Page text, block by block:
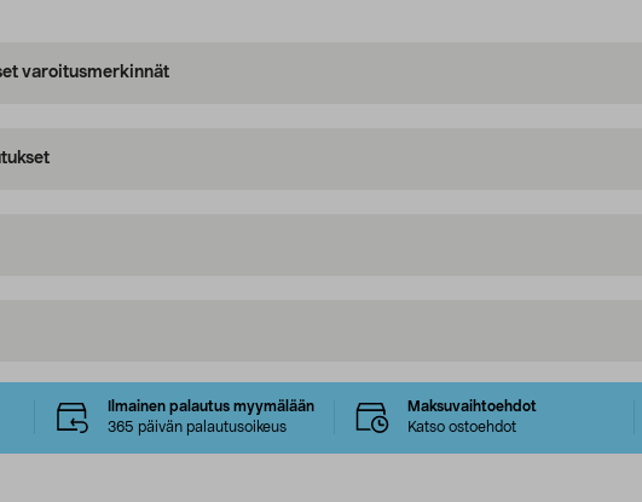
varoitusmerkinnät
Ilmainen palautus myymälään
365 päivän palautusoikeus
Maksuvaihtoehdot
Katso ostoehdot